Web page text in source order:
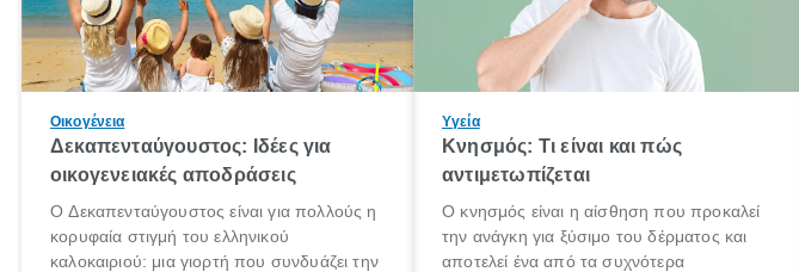
Οικογένεια
Δεκαπενταύγουστος: Ιδέες για
οικογενειακές αποδράσεις
Ο Δεκαπενταύγουστος είναι για πολλούς η
κορυφαία στιγμή του ελληνικού
καλοκαιριού: μια γιορτή που συνδυάζει την
Υγεία
Κνησμός: Τι είναι και πώς
αντιμετωπίζεται
Ο κνησμός είναι η αίσθηση που προκαλεί
την ανάγκη για ξύσιμο του δέρματος και
αποτελεί ένα από τα συχνότερα